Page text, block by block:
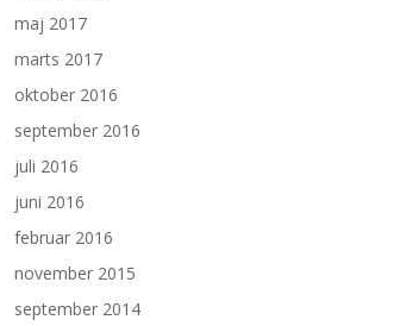
maj 2017
marts 2017
oktober 2016
september 2016
juli 2016
juni 2016
februar 2016
november 2015
september 2014